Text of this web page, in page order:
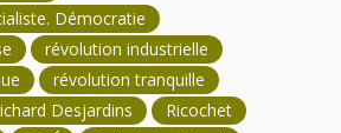
Démocratie
révolution industrielle
révolution tranquille
Desjardins
Ricochet